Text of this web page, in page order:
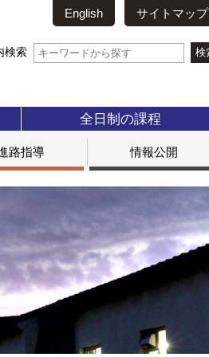
English サイトマップ
検索
全日制の課程
路指導 情報公開